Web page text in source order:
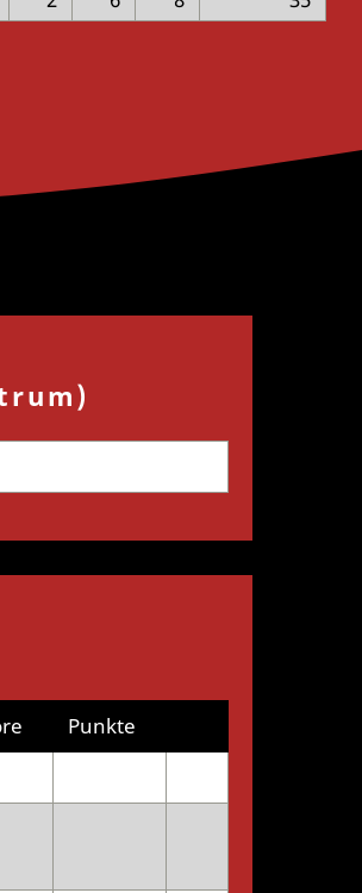
Punkte